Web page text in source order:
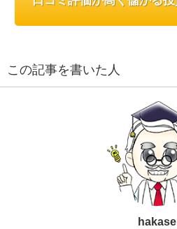
この記事を書いた人
hakase